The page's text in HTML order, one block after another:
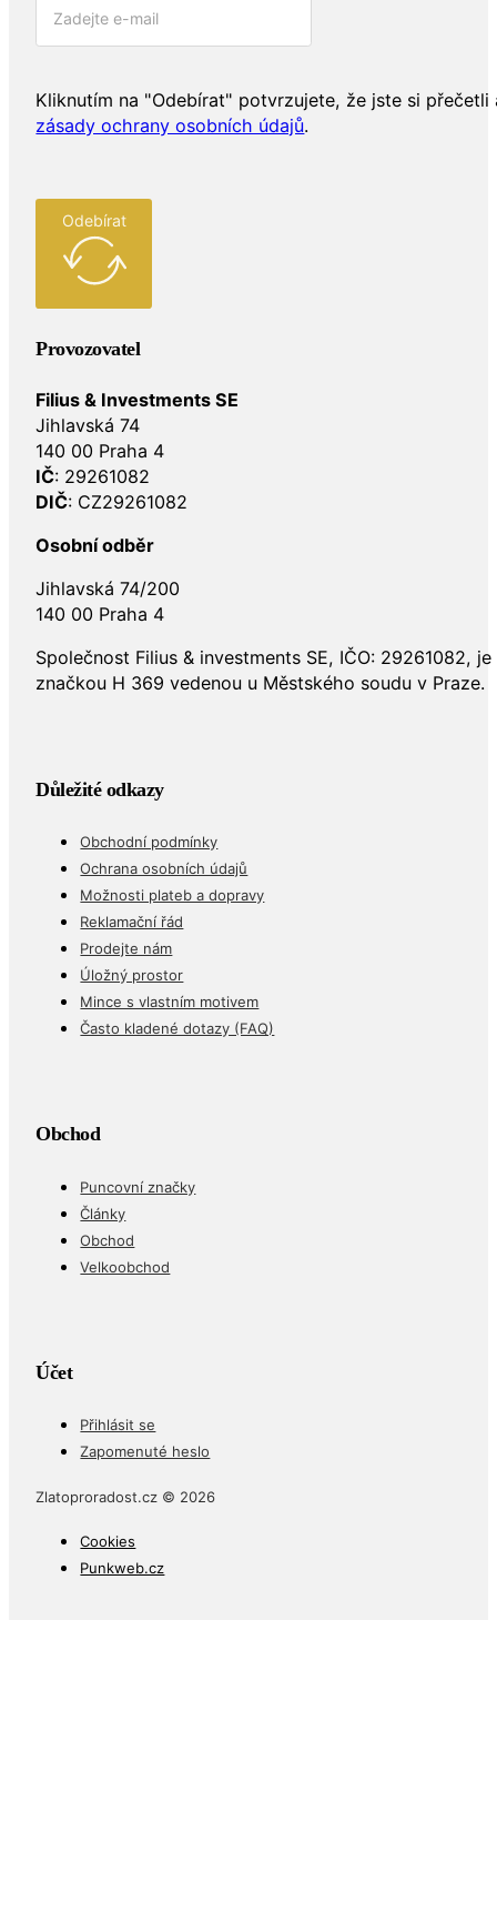
Kliknutím na "Odebírat" potvrzujete, že jste si přečetli
zásady ochrany osobních údajů.
Odebírat
Provozovatel
Filius & Investments SE
Jihlavská 74
140 00 Praha 4
IČ: 29261082
DIČ: CZ29261082
Osobní odběr
Jihlavská 74/200
140 00 Praha 4
Společnost Filius & investments SE, IČO: 29261082,
značkou H 369 vedenou u Městského soudu v Praze.
Důležité odkazy
Obchodní podmínky
Ochrana osobních údajů
Možnosti plateb a dopravy
Reklamační řád
Prodejte nám
Úložný prostor
Mince s vlastním motivem
Často kladené dotazy (FAQ)
Obchod
Puncovní značky
Články
Obchod
Velkoobchod
Účet
Přihlásit se
Zapomenuté heslo
Zlatoproradost.cz © 2026
Cookies
Punkweb.cz